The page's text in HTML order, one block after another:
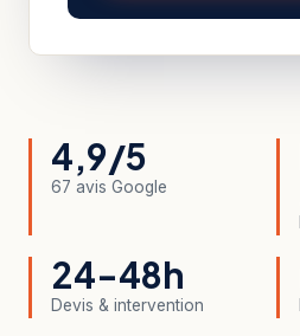
4,9/5
67 avis Google
24-48h
Devis & intervention